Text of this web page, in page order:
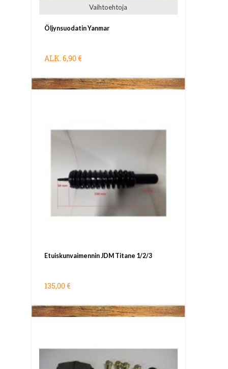
Vaihtoehtoja
Öljynsuodatin Yanmar
ALK. 6,90 €
Etuiskunvaimennin JDM Titane 1/2/3
135,00 €